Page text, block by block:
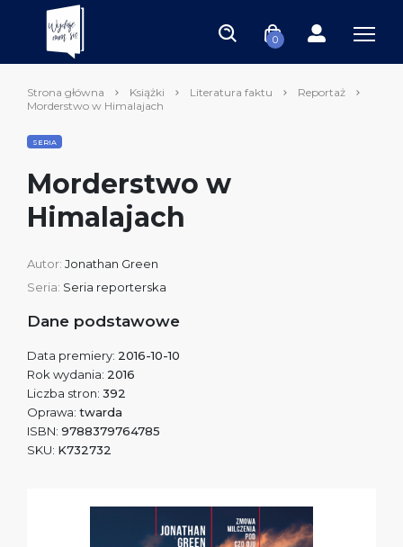
0
Strona główna Książki Literatura faktu
Reportaż
Morderstwo w Himalajach
SERIA
Morderstwo w
Himalajach
Autor: Jonathan Green
Seria: Seria reporterska
Dane podstawowe
Data premiery: 2016-10-10
Rok wydania: 2016
Liczba stron: 392
Oprawa: twarda
ISBN: 9788379764785
SKU: K732732